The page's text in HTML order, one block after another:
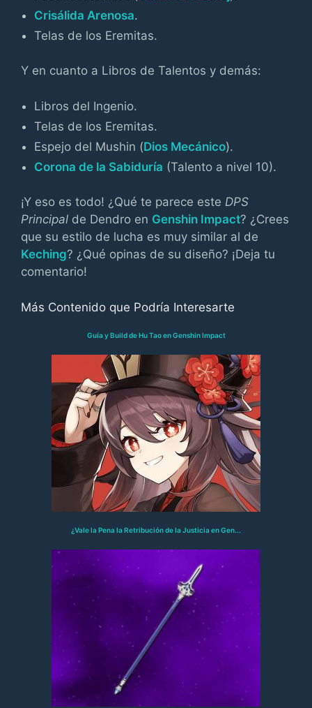
Crisálida Arenosa.
Telas de los Eremitas.
Y en cuanto a Libros de Talentos y demás:
Libros del Ingenio.
Telas de los Eremitas.
Espejo del Mushin (Dios Mecánico).
Corona de la Sabiduría (Talento a nivel 10).
¡Y eso es todo! ¿Qué te parece este DPS
Principal de Dendro en Genshin Impact? ¿Crees
que su estilo de lucha es muy similar al de
Keching? ¿Qué opinas de su diseño? ¡Deja tu
comentario!
Más Contenido que Podría Interesarte
Guía y Build de Hu Tao en Genshin Impact
¿Vale la Pena la Retribución de la Justicia en Gen...